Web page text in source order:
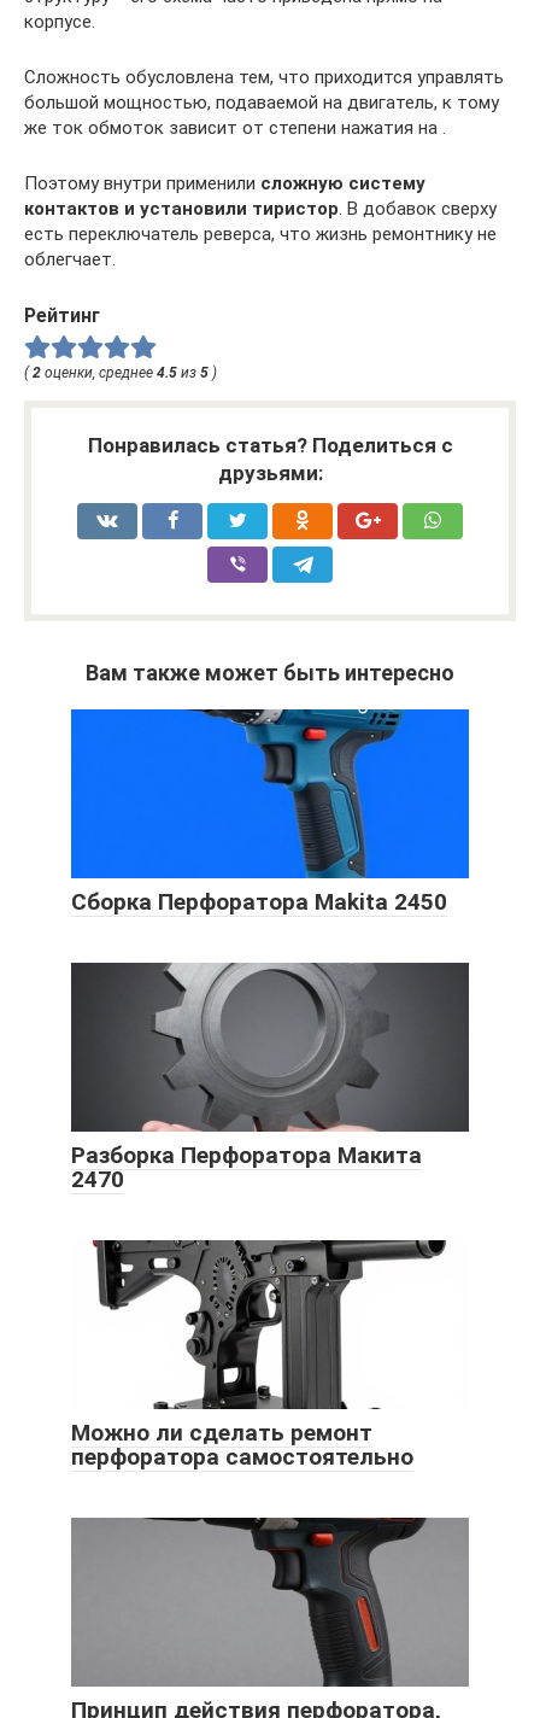
корпусе.
Сложность обусловлена тем, что приходится управлять
большой мощностью, подаваемой на двигатель, к тому
же ток обмоток зависит от степени нажатия на .
Поэтому внутри применили сложную систему
контактов и установили тиристор. В добавок сверху
есть переключатель реверса, что жизнь ремонтнику не
облегчает.
Рейтинг
(2 оценки, среднее 4.5 из 5 )
Понравилась статья? Поделиться с
друзьями:
Вам также может быть интересно
Сборка Перфоратора Makita 2450
Разборка Перфоратора Макита
2470
Можно ли сделать ремонт
перфоратора самостоятельно
Принцип действия перфоратора,